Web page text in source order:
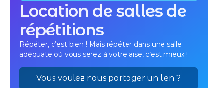
Location de salles de
répétitions
Répéter, c’est bien ! Mais répéter dans une salle
adéquate où vous serez à votre aise, c’est mieux !
Vous voulez nous partager un lien ?